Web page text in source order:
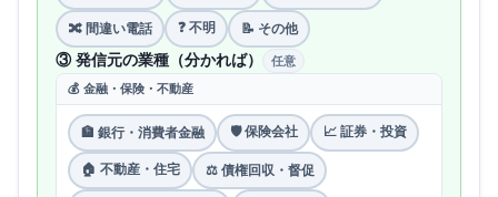
🔀 間違い電話 ❓ 不明 📝 その他
③ 発信元の業種（分かれば） 任意
💰 金融・保険・不動産
🏦 銀行・消費者金融 🛡 保険会社 📈 証券・投資
🏠 不動産・住宅 ⚖️ 債権回収・督促